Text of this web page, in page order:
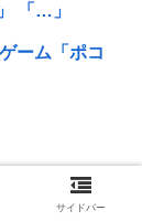
「…」
ーム「ポコ
去 「マネ
サイドバー